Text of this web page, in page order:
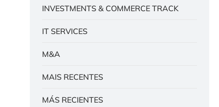
INVESTMENTS & COMMERCE TRACK
IT SERVICES
M&A
MAIS RECENTES
MÁS RECIENTES